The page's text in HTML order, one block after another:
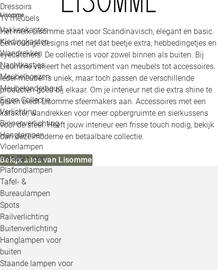
Dressoirs
Tv meubels
Vakkenkasten
Kledingkasten
Wandrekken
Nachtkastjes
Meubelhoezen
Meubelonderhoud
Eigen Collectie
Verlichting
Binnenverlichting
Hanglampen
Vloerlampen
Wandlampen
Plafondlampen
Tafel- &
Bureaulampen
Spots
Railverlichting
Buitenverlichting
Hanglampen voor
buiten
Staande lampen voor
Lisomme
Het merk Lisomme staat voor Scandinavisch, elegant en basic.
Eenvoudige designs met net dat beetje extra, hebbedingetjes en
eyecatchers. De collectie is voor zowel binnen als buiten. Bij
Lisomme varieert het assortiment van meubels tot accessoires.
Ieder meubel is uniek, maar toch passen de verschillende
producten goed bij elkaar. Om je interieur net die extra shine te
geven biedt Lisomme sfeermakers aan. Accessoires met een
karakter, wandrekken voor meer opbergruimte en sierkussens
voor de sfeer. Heeft jouw interieur een frisse touch nodig, bekijk
dan deze moderne en betaalbare collectie.
Bekijk alles van Lisomme